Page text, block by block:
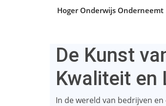
Hoger Onderwijs Onderneemt
De Kunst
Kwaliteit en
In de wereld van bedrijven